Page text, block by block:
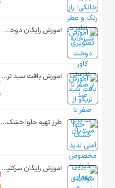
آموزش رایگان دوخت کاور پینترستی با نمد و پارچه در خانه
آموزش بافت سبد تریکو از صفر تا صد برای مبتدیان
طرز تهیه حلوا خشک آملی مرحله به مرحله
آموزش رایگان سرکلیدی غورباقه قلاب بافی